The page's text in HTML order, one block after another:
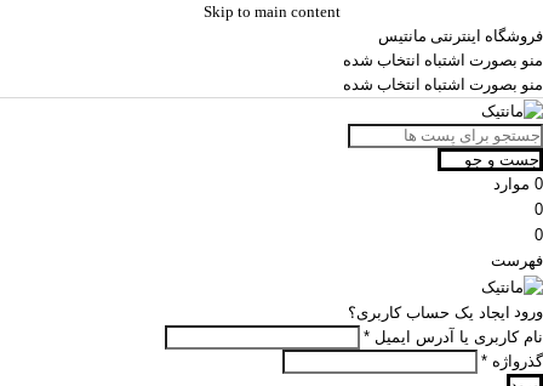
Skip to main content
فروشگاه اینترنتی مانتیس
منو بصورت اشتباه انتخاب شده
منو بصورت اشتباه انتخاب شده
جست و جو
0 موارد
0
0
فهرست
ورود ایجاد یک حساب کاربری؟
نام کاربری یا آدرس ایمیل *
گذرواژه *